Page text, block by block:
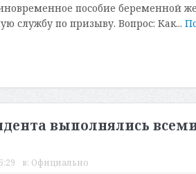
пособие беременной
службу по призыву. Вопрос: Как...
выполнялись
в: Официально